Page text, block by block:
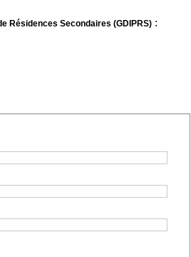
Résidences Secondaires (GDIPRS) :